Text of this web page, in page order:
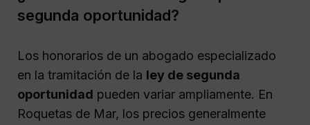
segunda oportunidad?
Los honorarios de un abogado especializado
en la tramitación de la ley de segunda
oportunidad pueden variar ampliamente. En
Roquetas de Mar, los precios generalmente